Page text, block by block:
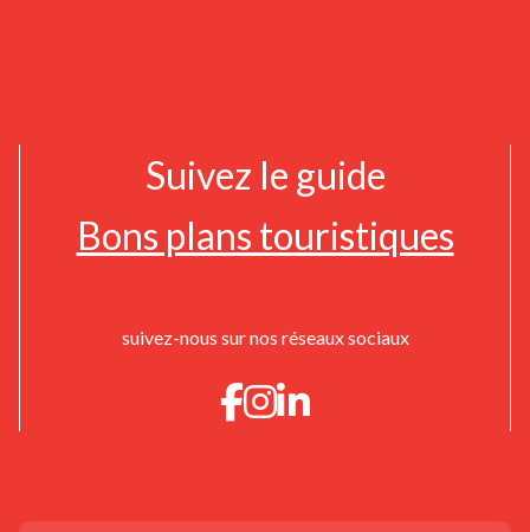
Suivez le guide
Bons plans touristiques
suivez-nous sur nos réseaux sociaux